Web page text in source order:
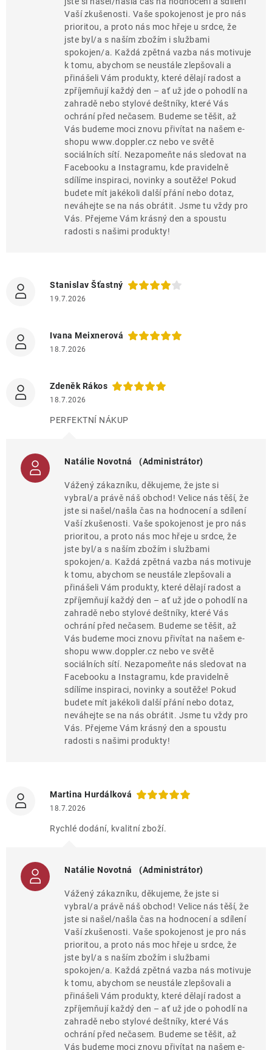
Vaší zkušenosti. Vaše spokojenost je pro nás
prioritou, a proto nás moc hřeje u srdce, že
jste byl/a s naším zbožím i službami
spokojen/a. Každá zpětná vazba nás motivuje
k tomu, abychom se neustále zlepšovali a
přinášeli Vám produkty, které dělají radost a
zpříjemňují každý den – ať už jde o pohodlí na
zahradě nebo stylové deštníky, které Vás
ochrání před nečasem. Budeme se těšit, až
Vás budeme moci znovu přivítat na našem e-
shopu www.doppler.cz nebo ve světě
sociálních sítí. Nezapomeňte nás sledovat na
Facebooku a Instagramu, kde pravidelně
sdílíme inspiraci, novinky a soutěže! Pokud
budete mít jakékoli další přání nebo dotaz,
neváhejte se na nás obrátit. Jsme tu vždy pro
Vás. Přejeme Vám krásný den a spoustu
radosti s našimi produkty!
Stanislav Šťastný
19.7.2026
Ivana Meixnerová
18.7.2026
Zdeněk Rákos
18.7.2026
PERFEKTNÍ NÁKUP
Natálie Novotná (Administrátor)
Vážený zákazníku, děkujeme, že jste si
vybral/a právě náš obchod! Velice nás těší, že
jste si našel/našla čas na hodnocení a sdílení
Vaší zkušenosti. Vaše spokojenost je pro nás
prioritou, a proto nás moc hřeje u srdce, že
jste byl/a s naším zbožím i službami
spokojen/a. Každá zpětná vazba nás motivuje
k tomu, abychom se neustále zlepšovali a
přinášeli Vám produkty, které dělají radost a
zpříjemňují každý den – ať už jde o pohodlí na
zahradě nebo stylové deštníky, které Vás
ochrání před nečasem. Budeme se těšit, až
Vás budeme moci znovu přivítat na našem e-
shopu www.doppler.cz nebo ve světě
sociálních sítí. Nezapomeňte nás sledovat na
Facebooku a Instagramu, kde pravidelně
sdílíme inspiraci, novinky a soutěže! Pokud
budete mít jakékoli další přání nebo dotaz,
neváhejte se na nás obrátit. Jsme tu vždy pro
Vás. Přejeme Vám krásný den a spoustu
radosti s našimi produkty!
Martina Hurdálková
18.7.2026
Rychlé dodání, kvalitní zboží.
Natálie Novotná (Administrátor)
Vážený zákazníku, děkujeme, že jste si
vybral/a právě náš obchod! Velice nás těší, že
jste si našel/našla čas na hodnocení a sdílení
Vaší zkušenosti. Vaše spokojenost je pro nás
prioritou, a proto nás moc hřeje u srdce, že
jste byl/a s naším zbožím i službami
spokojen/a. Každá zpětná vazba nás motivuje
k tomu, abychom se neustále zlepšovali a
přinášeli Vám produkty, které dělají radost a
zpříjemňují každý den – ať už jde o pohodlí na
zahradě nebo stylové deštníky, které Vás
ochrání před nečasem. Budeme se těšit, až
Vás budeme moci znovu přivítat na našem e-